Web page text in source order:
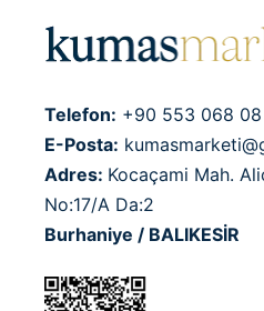
Telefon: +90 553 068
E-Posta:
Adres: Kocaçami Mah.
No:17/A Da:2
Burhaniye / BALIKESİR